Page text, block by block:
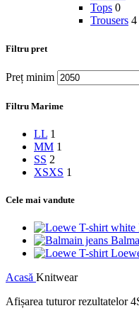
Tops 0
Trousers 4
Filtru pret
Preț minim
Filtru Marime
LL 1
MM 1
SS 2
XSXS 1
Cele mai vandute
Acasă Knitwear
Afișarea tuturor rezultatelor 4